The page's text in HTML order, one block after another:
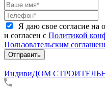
Я даю свое согласие на
и согласен с Политикой
Пользовательским
Отправить
ИндивиДОМ